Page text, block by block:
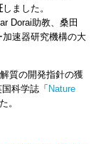
しました。
Dorai助教、桑田
速器研究機構の大
質の開発指針の獲
科学誌「 Nature
。